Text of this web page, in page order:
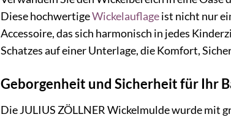
Diese hochwertigeWickelauflageist nicht nur
Accessoire, das sich harmonisch in jedes
Schatzes auf einer Unterlage, die Komfort,
Geborgenheit und Sicherheit für Ihr
Die JULIUS ZÖLLNER Wickelmulde wurde mit